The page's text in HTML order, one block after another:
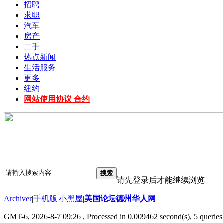
招聘
求职
汽车
房产
二手
热点新闻
生活服务
更多
纽约
网站使用协议 合约
搜索
请先登录后才能继续浏览
Archiver|手机版|小黑屋|美国论坛德州华人网
GMT-6, 2026-8-7 09:26 , Processed in 0.009462 second(s), 5